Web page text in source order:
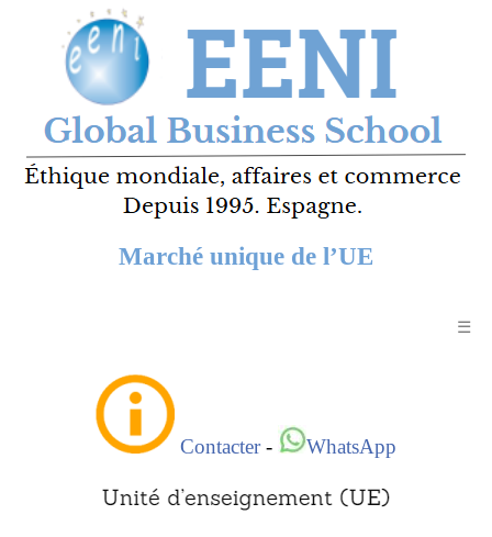
Marché unique de l’UE
☰
Contacter- WhatsApp